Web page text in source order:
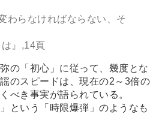
わらなければならない、そ
,14頁
の「初心」に従って、幾度とな
のスピードは、現在の2～3倍の
べき事実が語られている。
という「時限爆弾」のようなも